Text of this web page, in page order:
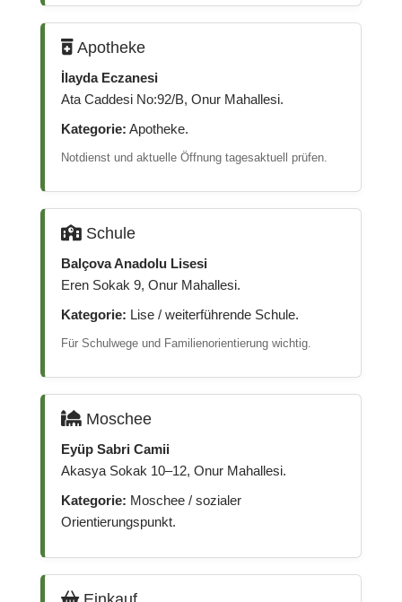
Apotheke
İlayda Eczanesi
Ata Caddesi No:92/B, Onur Mahallesi.
Kategorie: Apotheke.
Notdienst und aktuelle Öffnung tagesaktuell prüfen.
Schule
Balçova Anadolu Lisesi
Eren Sokak 9, Onur Mahallesi.
Kategorie: Lise / weiterführende Schule.
Für Schulwege und Familienorientierung wichtig.
Moschee
Eyüp Sabri Camii
Akasya Sokak 10–12, Onur Mahallesi.
Kategorie: Moschee / sozialer
Orientierungspunkt.